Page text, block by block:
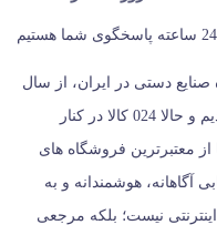
صنایع دستی در ایران، از سال
1396 با وب سایت (مس زنجان) شروع کردیم و حالا 024 کالا در کنار
معتبرترین فروشگاه‌ های
آگاهانه، هوشمندانه و به‌
یک فروشگاه اینترنتی نیست؛ بلکه مرجعی